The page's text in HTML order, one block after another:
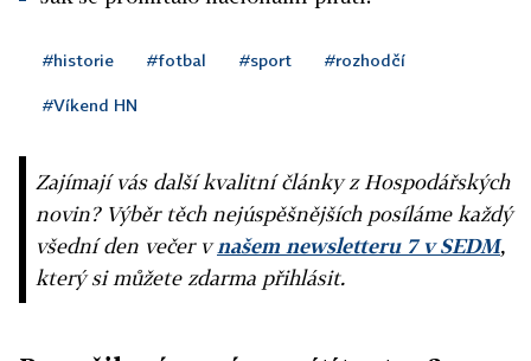
#historie #fotbal #sport #rozhodčí
#Víkend HN
Zajímají vás další kvalitní články z Hospodářských
novin? Výběr těch nejúspěšnějších posíláme každý
všední den večer vnašem newsletteru 7 v SEDM,
který si můžete zdarma přihlásit.